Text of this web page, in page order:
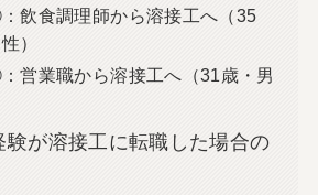
飲食調理師から溶接工へ（35
）
営業職から溶接工へ（31歳・男
験が溶接工に転職した場合の